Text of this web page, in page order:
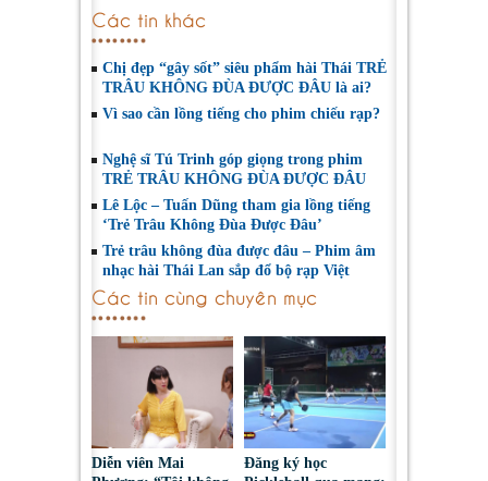
Các tin khác
Chị đẹp “gây sốt” siêu phẩm hài Thái TRẺ
TRÂU KHÔNG ĐÙA ĐƯỢC ĐÂU là ai?
Vì sao cần lồng tiếng cho phim chiếu rạp?
Nghệ sĩ Tú Trinh góp giọng trong phim
TRẺ TRÂU KHÔNG ĐÙA ĐƯỢC ĐÂU
Lê Lộc – Tuấn Dũng tham gia lồng tiếng
‘Trẻ Trâu Không Đùa Được Đâu’
Trẻ trâu không đùa được đâu – Phim âm
nhạc hài Thái Lan sắp đổ bộ rạp Việt
Các tin cùng chuyên mục
Diễn viên Mai
Đăng ký học